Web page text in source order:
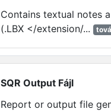
Contains textual notes
(.LBX </extension/...
SQR Output Fájl
Report or output file